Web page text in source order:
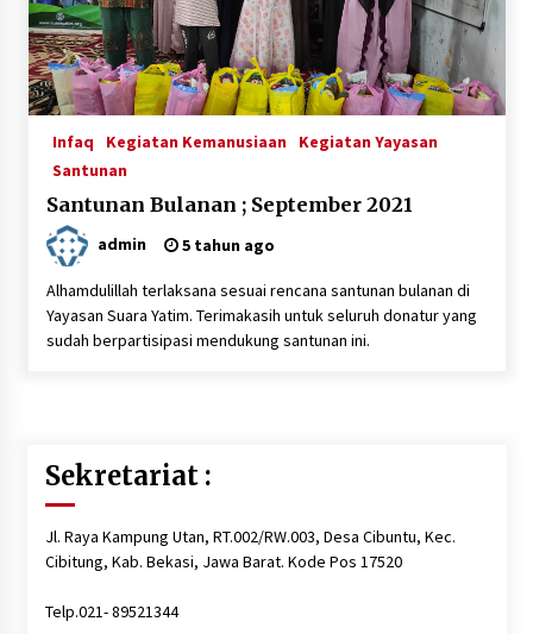
3 tahun ago
Berbagi Ta’jil di Bulan Ramadhan 1443 H
4 tahun ago
5 tahun ago
Santunan Ramadhan Istimewa Menyambut Idul
Fitri 1442 H di Suara Yatim
5 tahun ago
di Lingkungan Yayasan
6 tahun ago
Santunan Lebaran Yatim 10 Muharam 1442
Infaq Kegiatan Kemanusiaan
Kegiatan Yayasan
Santunan
Santunan Bulanan ; September 2021
admin 5 tahun ago
Alhamdulillah terlaksana sesuai rencana santunan bulanan di
Yayasan Suara Yatim. Terimakasih untuk seluruh donatur yang
sudah berpartisipasi mendukung santunan ini.
Sekretariat :
Jl. Raya Kampung Utan, RT.002/RW.003, Desa Cibuntu, Kec.
Cibitung, Kab. Bekasi, Jawa Barat. Kode Pos 17520
Telp.021- 89521344